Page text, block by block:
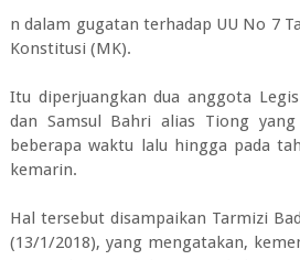
n dalam gugatan terhadap UU No 7
Konstitusi (MK).
Itu diperjuangkan dua anggota
dan Samsul Bahri alias Tiong
beberapa waktu lalu hingga pada
kemarin.
Hal tersebut disampaikan Tarmizi
(13/1/2018), yang mengatakan,